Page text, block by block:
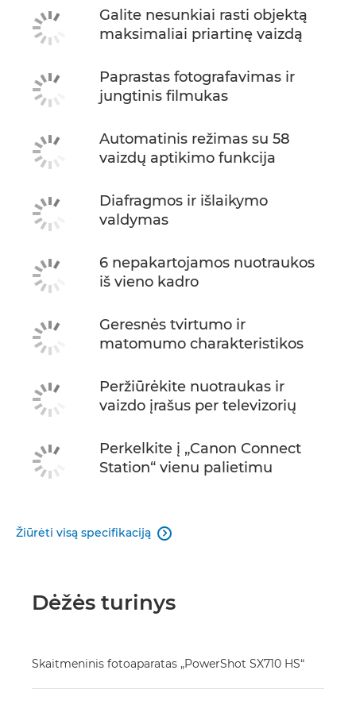
Galite nesunkiai rasti objektą
maksimaliai priartinę vaizdą
Paprastas fotografavimas ir
jungtinis filmukas
Automatinis režimas su 58
vaizdų aptikimo funkcija
Diafragmos ir išlaikymo
valdymas
6 nepakartojamos nuotraukos
iš vieno kadro
Geresnės tvirtumo ir
matomumo charakteristikos
Peržiūrėkite nuotraukas ir
vaizdo įrašus per televizorių
Perkelkite į „Canon Connect
Station“ vienu palietimu
Žiūrėti visą specifikaciją 
Dėžės turinys
Skaitmeninis fotoaparatas „PowerShot SX710 HS“